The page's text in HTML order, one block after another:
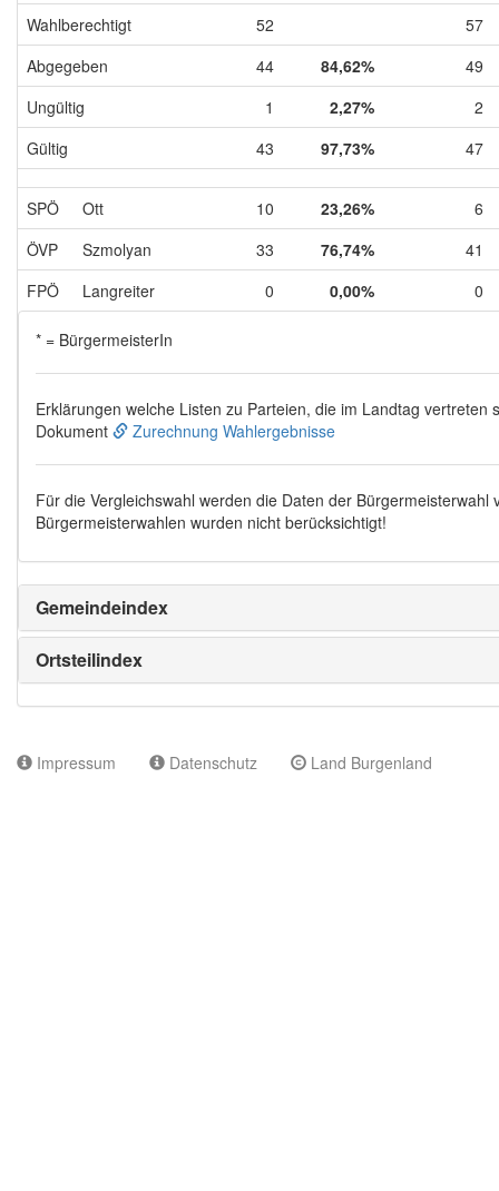
Wahlberechtigt
52
57
Abgegeben
44 84,62%
49
Ungültig
1 2,27%
2
Gültig
43 97,73% 47
SPÖ Ott 10 23,26%
6
ÖVP
Szmolyan 33 76,74%
41
FPÖ
Langreiter 0 0,00% 0
* = BürgermeisterIn
Erklärungen welche Listen zu Parteien, die im Landtag vertreten
Dokument
Zurechnung Wahlergebnisse
Für die Vergleichswahl werden die Daten der Bürgermeisterwahl
Bürgermeisterwahlen wurden nicht berücksichtigt!
Gemeindeindex
Ortsteilindex
Impressum Datenschutz Land Burgenland